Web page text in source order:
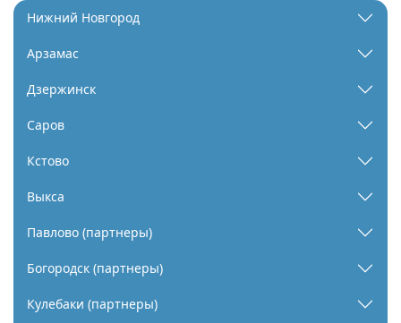
Нижний Новгород
Арзамас
Дзержинск
Саров
Кстово
Выкса
Павлово (партнеры)
Богородск (партнеры)
Кулебаки (партнеры)